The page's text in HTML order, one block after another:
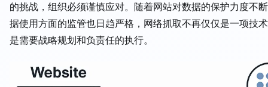
的挑战，组织必须谨慎应对。随着网站对数据的保护力度不
据使用方面的监管也日趋严格，网络抓取不再仅仅是一项技
是需要战略规划和负责任的执行。